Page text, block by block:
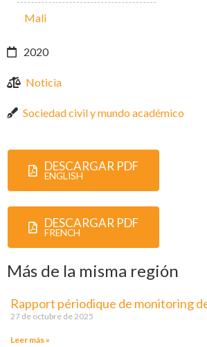
Mali
2020
Noticia
Sociedad civil y mundo académico
DESCARGAR PDF
ENGLISH
DESCARGAR PDF
FRENCH
Más de la misma región
Rapport périodique de monitoring
27 de octubre de 2025
Leer más »